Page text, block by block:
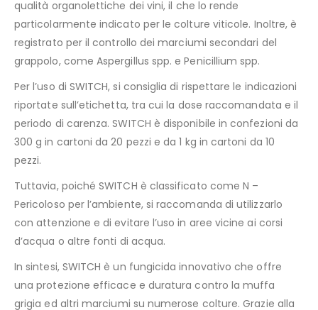
qualità organolettiche dei vini, il che lo rende
particolarmente indicato per le colture viticole. Inoltre, è
registrato per il controllo dei marciumi secondari del
grappolo, come Aspergillus spp. e Penicillium spp.
Per l’uso di SWITCH, si consiglia di rispettare le indicazioni
riportate sull’etichetta, tra cui la dose raccomandata e il
periodo di carenza. SWITCH è disponibile in confezioni da
300 g in cartoni da 20 pezzi e da 1 kg in cartoni da 10
pezzi.
Tuttavia, poiché SWITCH è classificato come N –
Pericoloso per l’ambiente, si raccomanda di utilizzarlo
con attenzione e di evitare l’uso in aree vicine ai corsi
d’acqua o altre fonti di acqua.
In sintesi, SWITCH è un fungicida innovativo che offre
una protezione efficace e duratura contro la muffa
grigia ed altri marciumi su numerose colture. Grazie alla